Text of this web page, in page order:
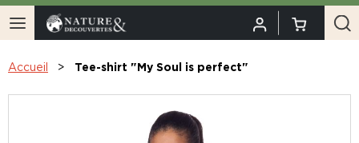
Accueil Tee-shirt "My Soul is perfect"